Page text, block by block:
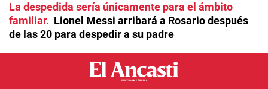
La despedida sería únicamente para el ámbito
familiar
Lionel Messi arribará a Rosario después
de las 20 para despedir a su padre